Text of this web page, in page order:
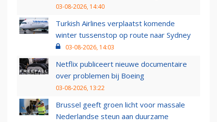
03-08-2026, 14:40
Turkish Airlines verplaatst komende
winter tussenstop op route naar Sydney
03-08-2026, 14:03
Netflix publiceert nieuwe documentaire
over problemen bij Boeing
03-08-2026, 13:22
Brussel geeft groen licht voor massale
Nederlandse steun aan duurzame